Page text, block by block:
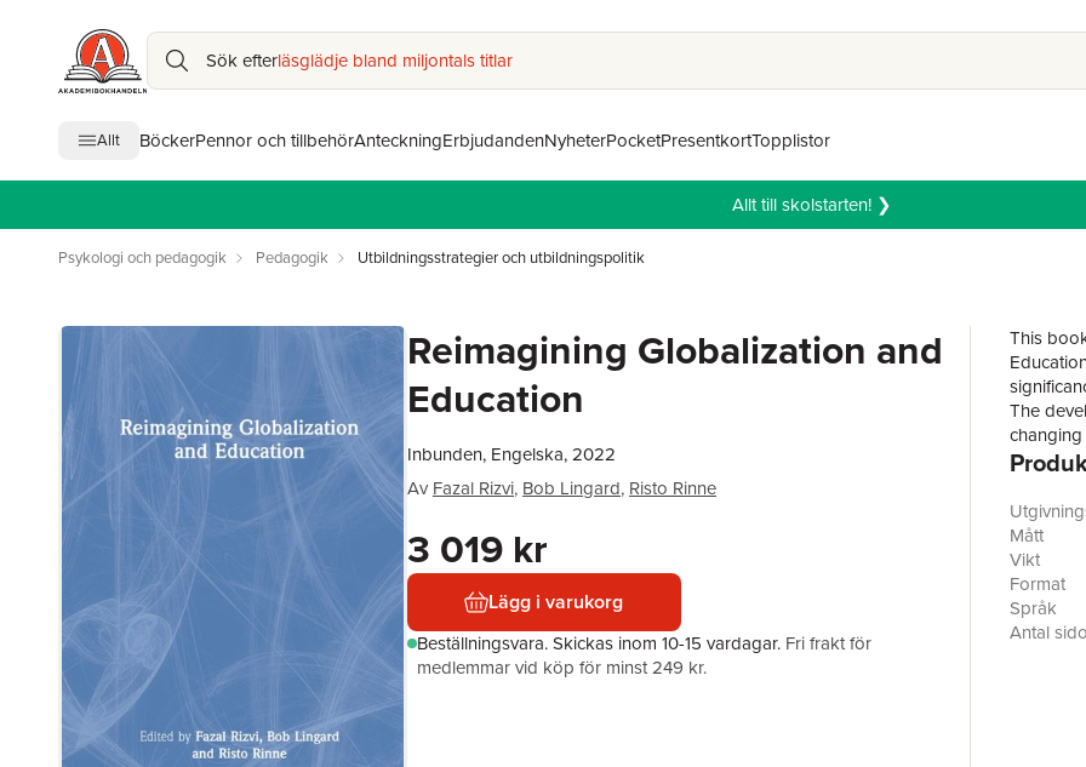
Sök efterläsglädje bland miljontals titlar
Allt BöckerPennor och tillbehörAnteckningErbjudandenNyheterPocketPresentkortTopplistor
Allt till skolstarten! ❯
Psykologi och pedagogik Pedagogik Utbildningsstrategier och utbildningspolitik
Reimagining Globalization and
Education
Inbunden, Engelska, 2022
Av Fazal Rizvi, Bob Lingard, Risto Rinne
3 019 kr
Lägg i varukorg
Beställningsvara.Skickas inom 10-15 vardagar. Fri frakt för
medlemmar vid köp för minst 249 kr.
This
The
and the
change.
chapters
new
Mått
Vikt
Format
Språk
Antal